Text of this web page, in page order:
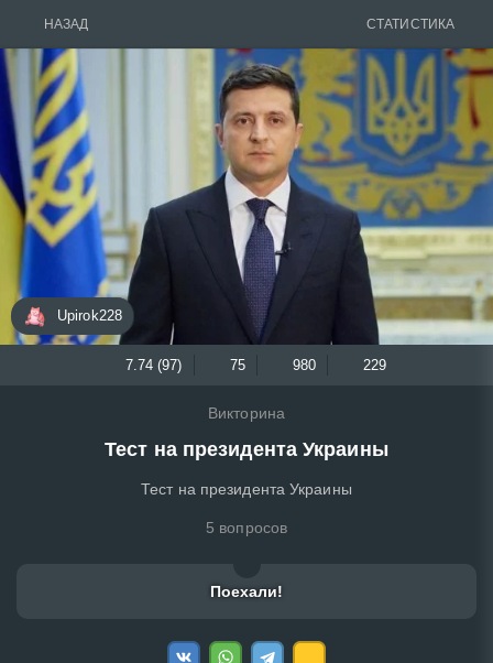
НАЗАД СТАТИСТИКА
Upirok228
7.74 (97) 75 980 229
Викторина
Тест на президента Украины
Тест на президента Украины
5 вопросов
Поехали!